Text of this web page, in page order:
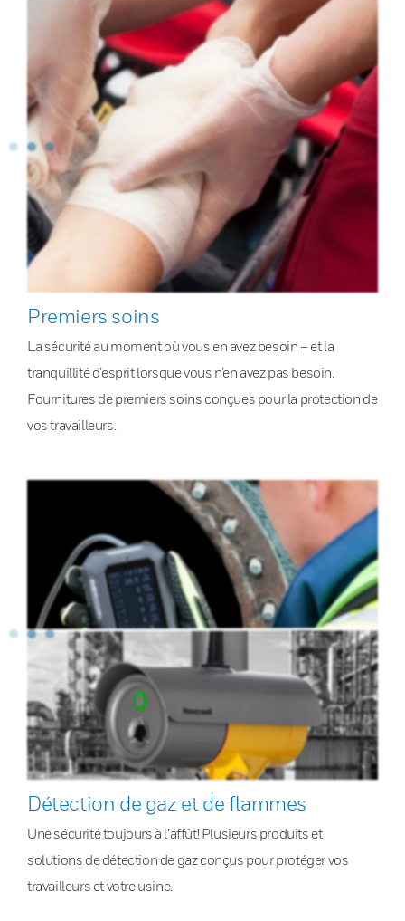
Premiers soins
La sécurité au moment où vous en avez besoin – et la
tranquillité d’esprit lorsque vous n’en avez pas besoin.
Fournitures de premiers soins conçues pour la protection de
vos travailleurs.
Détection de gaz et de flammes
Une sécurité toujours à l’affût! Plusieurs produits et
solutions de détection de gaz conçus pour protéger vos
travailleurs et votre usine.